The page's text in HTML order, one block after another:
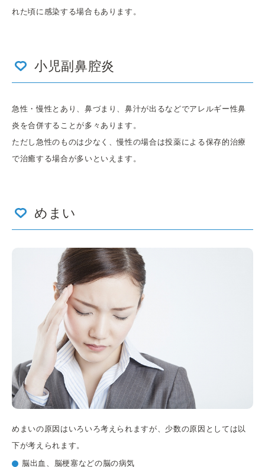
れた頃に感染する場合もあります。
小児副鼻腔炎
急性・慢性とあり、鼻づまり、鼻汁が出るなどでアレルギー性鼻
炎を合併することが多々あります。
ただし急性のものは少なく、慢性の場合は投薬による保存的治療
で治癒する場合が多いといえます。
めまい
めまいの原因はいろいろ考えられますが、少数の原因としては以
下が考えられます。
脳出血、脳梗塞などの脳の病気